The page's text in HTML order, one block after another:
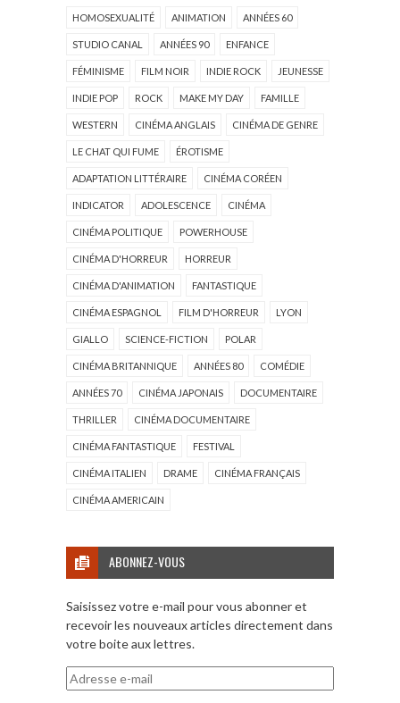
HOMOSEXUALITÉ ANIMATION ANNÉES 60
STUDIO CANAL ANNÉES 90 ENFANCE
FÉMINISME FILM NOIR INDIE ROCK JEUNESSE
INDIE POP ROCK MAKE MY DAY FAMILLE
WESTERN CINÉMA ANGLAIS CINÉMA DE GENRE
LE CHAT QUI FUME ÉROTISME
ADAPTATION LITTÉRAIRE CINÉMA CORÉEN
INDICATOR ADOLESCENCE CINÉMA
CINÉMA POLITIQUE POWERHOUSE
CINÉMA D'HORREUR HORREUR
CINÉMA D'ANIMATION FANTASTIQUE
CINÉMA ESPAGNOL FILM D'HORREUR LYON
GIALLO SCIENCE-FICTION POLAR
CINÉMA BRITANNIQUE ANNÉES 80 COMÉDIE
ANNÉES 70 CINÉMA JAPONAIS DOCUMENTAIRE
THRILLER CINÉMA DOCUMENTAIRE
CINÉMA FANTASTIQUE FESTIVAL
CINÉMA ITALIEN DRAME CINÉMA FRANÇAIS
CINÉMA AMERICAIN
ABONNEZ-VOUS
Saisissez votre e-mail pour vous abonner et
recevoir les nouveaux articles directement dans
votre boite aux lettres.
Adresse
e-